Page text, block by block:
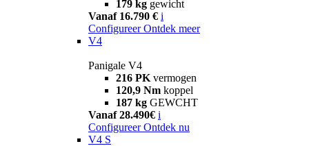
179 kg gewicht
Vanaf 16.790 € i
Configureer Ontdek meer
V4
Panigale V4
216 PK vermogen
120,9 Nm koppel
187 kg GEWCHT
Vanaf 28.490€ i
Configureer Ontdek nu
V4 S